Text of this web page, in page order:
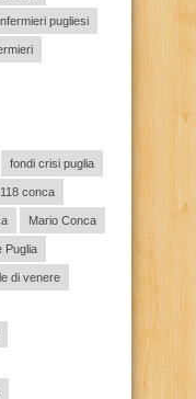
pugliesi
fondi crisi puglia
conca
Mario Conca
Puglia
di venere